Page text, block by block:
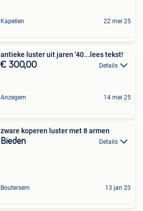
Kapellen 22 mei 25
antieke luster uit jaren '40...lees tekst!
€ 300,00 Details
Anzegem 14 mei 25
zware koperen luster met 8 armen
Bieden Details
Boutersem 13 jan 23